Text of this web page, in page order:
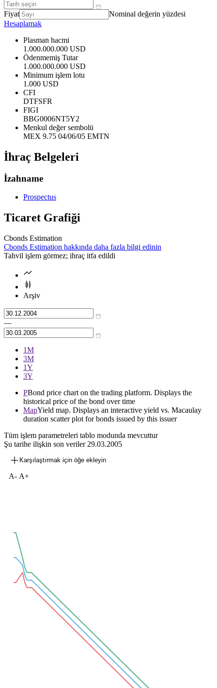
Fiyat
Nominal değerin yüzdesi
Hesaplamak
Plasman hacmi
1.000.000.000 USD
Ödenmemiş Tutar
1.000.000.000 USD
Minimum işlem lotu
1.000 USD
CFI
DTFSFR
FIGI
BBG0006NT5Y2
Menkul değer sembolü
MEX 9.75 04/06/05 EMTN
İhraç Belgeleri
İzahname
Prospectus
Ticaret Grafiği
Cbonds Estimation
Cbonds Estimation hakkında daha fazla bilgi edinin
Tahvil işlem görmez; ihraç itfa edildi
Arşiv
—
1М
3М
1Y
3Y
PBond price chart on the trading platform. Displays the
historical price of the bond over time
MapYield map. Displays an interactive yield vs. Macaulay
duration scatter plot for bonds issued by this issuer
Tüm işlem parametreleri tablo modunda mevcuttur
Şu tarihe ilişkin son veriler 29.03.2005
Karşılaştırmak için öğe ekleyin